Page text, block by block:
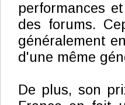
performances
des forums.
généralement
d'une même
De plus, son